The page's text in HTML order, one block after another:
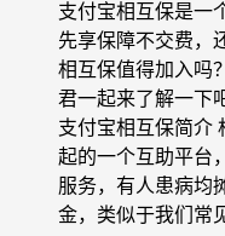
支付宝相互保是一
先享保障不交费，
相互保值得加入吗
君一起来了解一下
支付宝相互保简介
起的一个互助平台
服务，有人患病均
金，类似于我们常